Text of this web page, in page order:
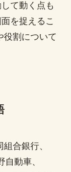
て動く点も
を捉えるこ
役割について
合銀行、
動車、